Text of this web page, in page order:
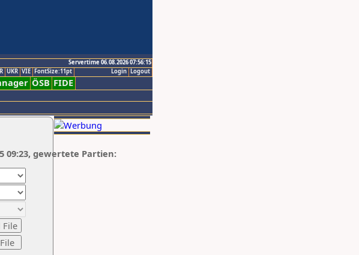
Servertime 06.08.2026 07:56:15
Logout
Login
UKR VIE FontSize:11pt
ÖSB FIDE
09:23, gewertete Partien: